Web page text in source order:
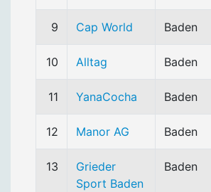
9 Cap World Baden
10 Alltag Baden
11 YanaCocha Baden
12 Manor AG Baden
13
Grieder
Sport Baden
Baden